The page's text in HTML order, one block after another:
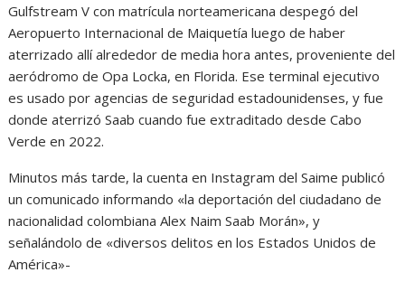
Gulfstream V con matrícula norteamericana despegó del
Aeropuerto Internacional de Maiquetía luego de haber
aterrizado allí alrededor de media hora antes, proveniente del
aeródromo de Opa Locka, en Florida. Ese terminal ejecutivo
es usado por agencias de seguridad estadounidenses, y fue
donde aterrizó Saab cuando fue extraditado desde Cabo
Verde en 2022.
Minutos más tarde, la cuenta en Instagram del Saime publicó
un comunicado informando «la deportación del ciudadano de
nacionalidad colombiana Alex Naim Saab Morán», y
señalándolo de «diversos delitos en los Estados Unidos de
América»-